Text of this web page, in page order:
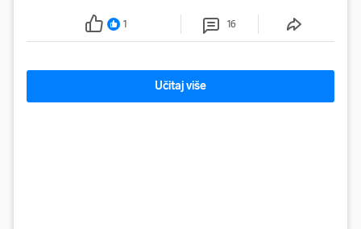
ga je naručio Uskok i da je dio spisa
1 16
Učitaj više